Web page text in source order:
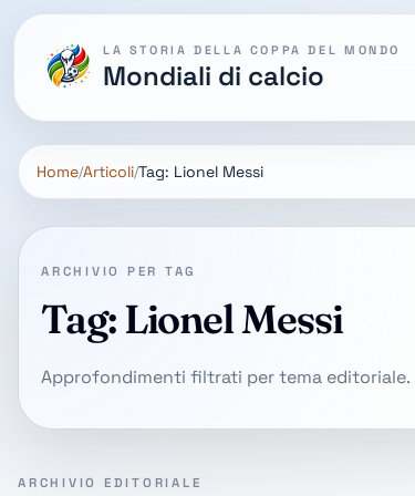
LA STORIA DELLA COPPA DEL MONDO
Mondiali di calcio
Home Articoli Tag: Lionel Messi
ARCHIVIO PER TAG
Tag: Lionel Messi
Approfondimenti filtrati per tema editoriale.
ARCHIVIO EDITORIALE